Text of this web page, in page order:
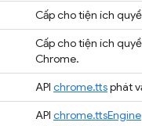
Cấp cho tiện ích
Cấp cho tiện ích
Chrome.
API chrome.ttsphát
API chrome.ttsEngine